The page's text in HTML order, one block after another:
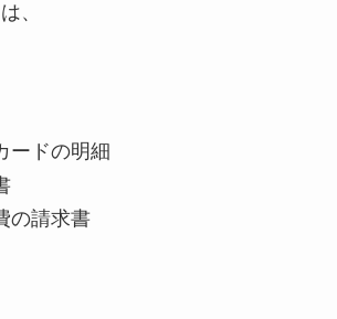
、
ードの明細
の請求書